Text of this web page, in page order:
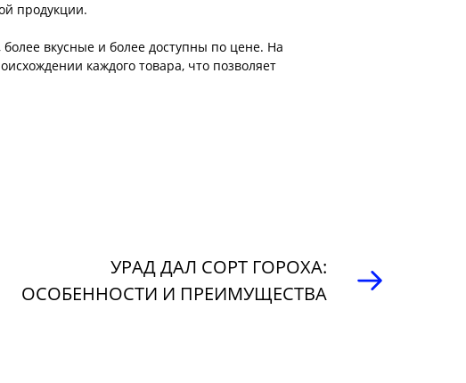
продукции.
вкусные и более доступны по цене. На
каждого товара, что позволяет
УРАД ДАЛ СОРТ ГОРОХА:
ОСОБЕННОСТИ И ПРЕИМУЩЕСТВА